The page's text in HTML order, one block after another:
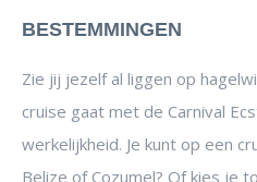
BESTEMMINGEN
Zie jij jezelf al liggen op
cruise gaat met de Carnival
werkelijkheid. Je kunt op een
Belize of Cozumel? Of kies je